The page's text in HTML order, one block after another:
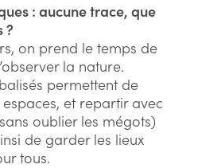
: aucune trace, que
?
on prend le temps de
la nature.
permettent de
et repartir avec
oublier les mégots)
de garder les lieux
tous.